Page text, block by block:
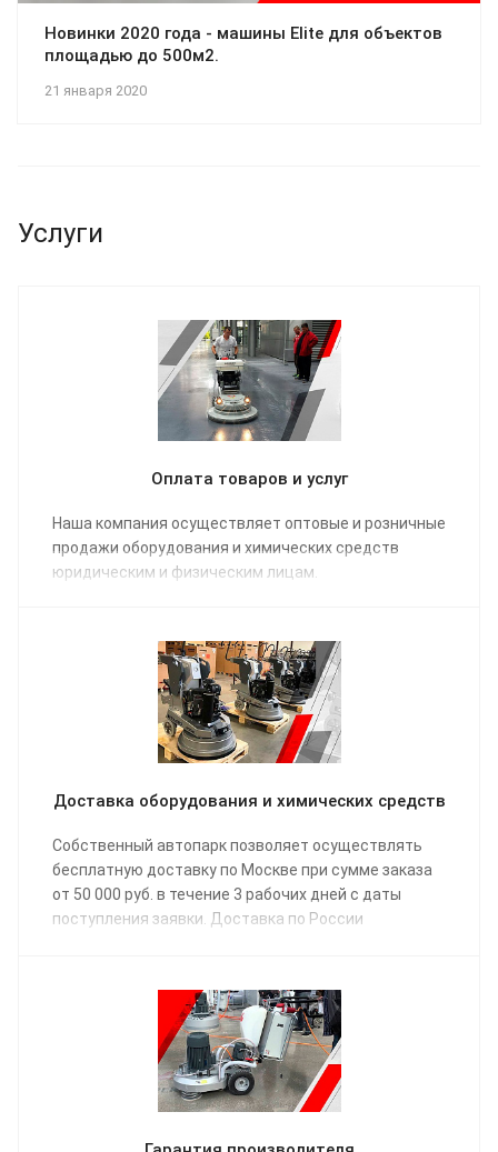
21 января 2020
Новинки 2020 года - машины Elite для объектов
площадью до 500м2.
Услуги
Оплата товаров и услуг
Наша компания осуществляет оптовые и розничные
продажи оборудования и химических средств
юридическим и физическим лицам.
Доставка оборудования и химических средств
Собственный автопарк позволяет осуществлять
бесплатную доставку по Москве при сумме заказа
от 50 000 руб. в течение 3 рабочих дней с даты
поступления заявки. Доставка по России